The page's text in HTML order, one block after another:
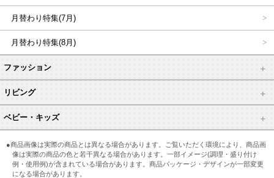
月替わり特集(7月)
月替わり特集(8月)
ファッション
リビング
ベビー・キッズ
●商品画像は実際の商品とは異なる場合があります。ご覧いただく環境により、商品画
像は実際の商品の色と若干異なる場合があります。一部イメージ(調理・盛り付け
例・使用例)が含まれている場合があります。商品パッケージ・デザインが一部変更
になる場合があります。